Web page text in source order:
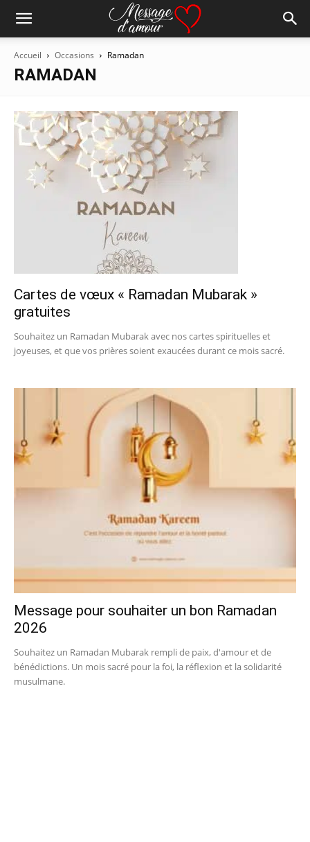
Accueil Occasions Ramadan
RAMADAN
Cartes de vœux « Ramadan Mubarak »
gratuites
Souhaitez un Ramadan Mubarak avec nos cartes spirituelles et
joyeuses, et que vos prières soient exaucées durant ce mois sacré.
Message pour souhaiter un bon Ramadan
2026
Souhaitez un Ramadan Mubarak rempli de paix, d'amour et de
bénédictions. Un mois sacré pour la foi, la réflexion et la solidarité
musulmane.